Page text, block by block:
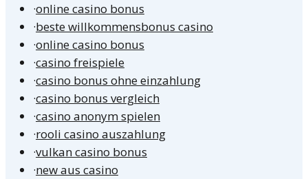
·online casino bonus
·beste willkommensbonus casino
·online casino bonus
·casino freispiele
·casino bonus ohne einzahlung
·casino bonus vergleich
·casino anonym spielen
·rooli casino auszahlung
·vulkan casino bonus
·new aus casino